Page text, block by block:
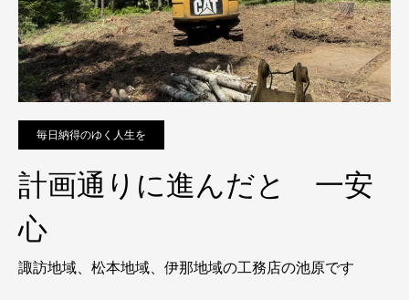
毎日納得のゆく人生を
計画通りに進んだと 一安
心
諏訪地域、松本地域、伊那地域の工務店の池原です